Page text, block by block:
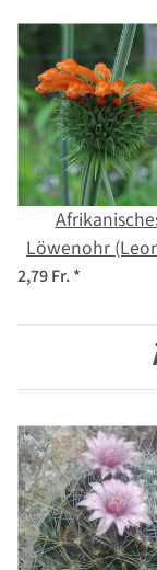
Löwenohr
leonurus)
2,79 Fr.*